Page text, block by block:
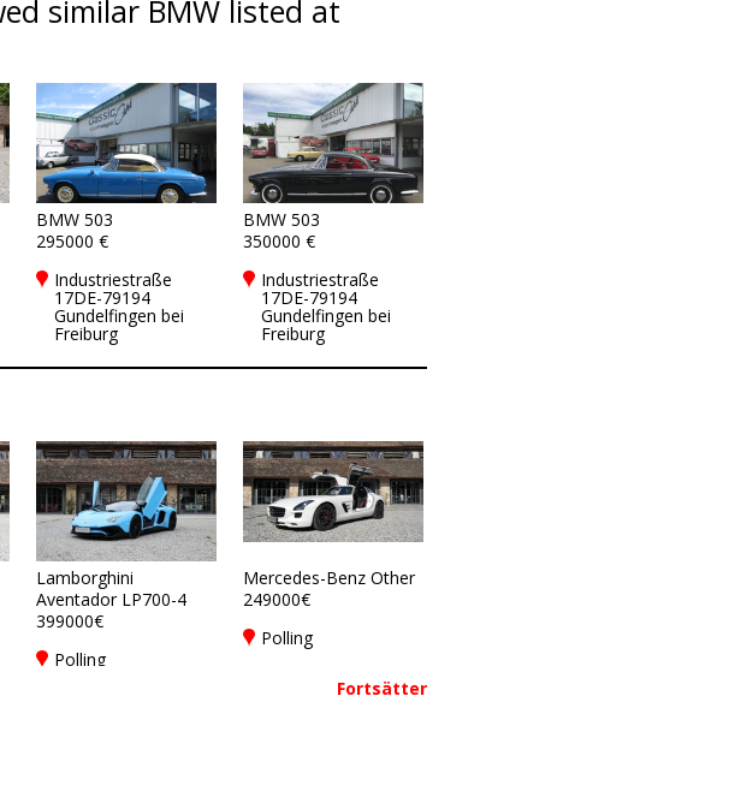
similar BMW listed at
BMW 503
295000 €
Industriestraße
17DE-79194
Gundelfingen bei
Freiburg
BMW 503
350000 €
Industriestraße
17DE-79194
Gundelfingen bei
Freiburg
Lamborghini
Aventador LP700-4
399000€
Polling
Mercedes-Benz Other
249000€
Polling
Fortsätter